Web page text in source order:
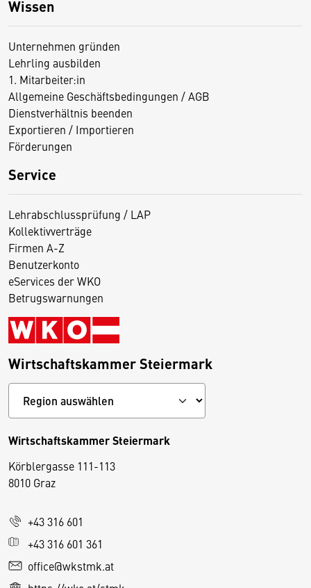
Wissen
Unternehmen gründen
Lehrling ausbilden
1. Mitarbeiter:in
Allgemeine Geschäftsbedingungen / AGB
Dienstverhältnis beenden
Exportieren / Importieren
Förderungen
Service
Lehrabschlussprüfung / LAP
Kollektivverträge
Firmen A-Z
Benutzerkonto
eServices der WKO
Betrugswarnungen
Wirtschaftskammer Steiermark
Wirtschaftskammer Steiermark
Körblergasse 111-113
8010 Graz
+43 316 601
+43 316 601 361
office@wkstmk.at
D
i
s
e
S
e